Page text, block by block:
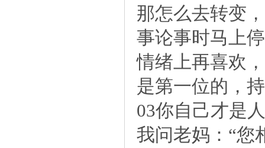
那怎么去转变
事论事时马上
情绪上再喜欢
是第一位的，
03你自己才是
我问老妈：“您